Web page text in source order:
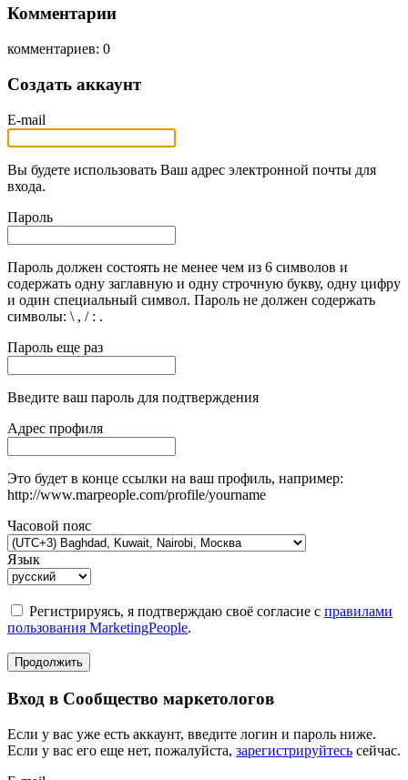
Комментарии
комментариев: 0
Создать аккаунт
E-mail
Вы будете использовать Ваш адрес электронной почты для
входа.
Пароль
Пароль должен состоять не менее чем из 6 символов и
содержать одну заглавную и одну строчную букву, одну цифру
и один специальный символ. Пароль не должен содержать
символы: \ , / : .
Пароль еще раз
Введите ваш пароль для подтверждения
Адрес профиля
Это будет в конце ссылки на ваш профиль, например:
http://www.marpeople.com/profile/yourname
Часовой пояс
Язык
Регистрируясь, я подтверждаю своё согласие с правилами
пользования MarketingPeople.
Продолжить
Вход в Сообщество маркетологов
Если у вас уже есть аккаунт, введите логин и пароль ниже.
Если у вас его еще нет, пожалуйста, зарегистрируйтесь сейчас.